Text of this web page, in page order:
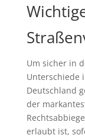
Um sicher in
Unterschiede
Deutschland
der
erlaubt ist,